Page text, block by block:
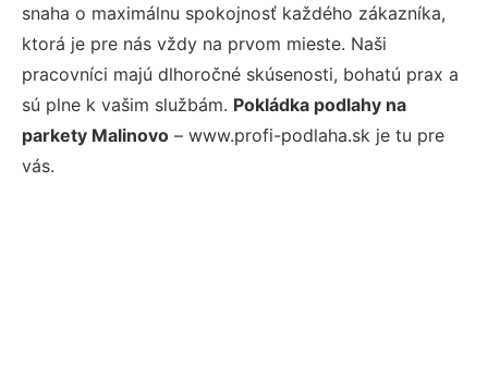
snaha o maximálnu spokojnosť každého zákazníka,
ktorá je pre nás vždy na prvom mieste. Naši
pracovníci majú dlhoročné skúsenosti, bohatú prax a
sú plne k vašim službám. Pokládka podlahy na
parkety Malinovo – www.profi-podlaha.sk je tu pre
vás.